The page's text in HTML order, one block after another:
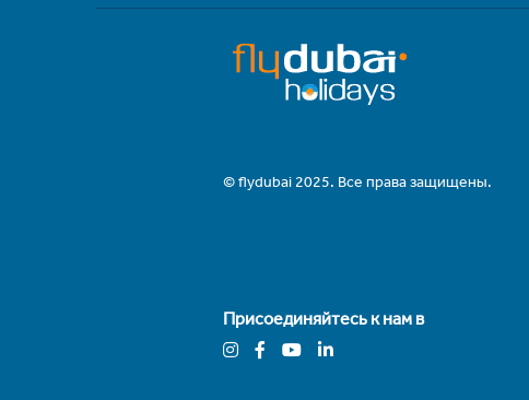
© flydubai 2025. Все права защищены.
Присоединяйтесь к нам в